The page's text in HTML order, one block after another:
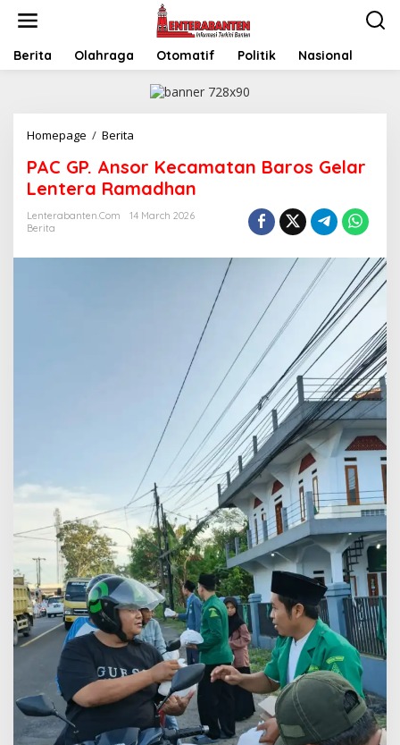
Berita Olahraga Otomatif Politik Nasional
Homepage / Berita
Ansor
Kecamatan
Baros
Gelar
PAC GP. Ansor Kecamatan Baros Gelar
Lentera Ramadhan
Lenterabanten.com
14 March 2026
Berita